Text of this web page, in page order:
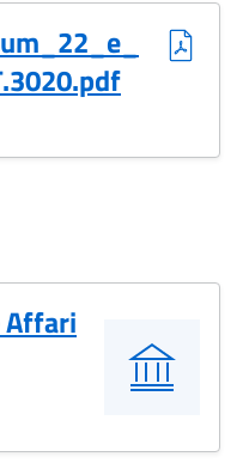
Affari